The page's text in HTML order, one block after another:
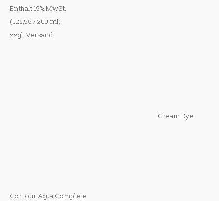
Enthält 19% MwSt.
(€25,95 / 200 ml)
zzgl. Versand
Cream Eye
Contour Aqua Complete